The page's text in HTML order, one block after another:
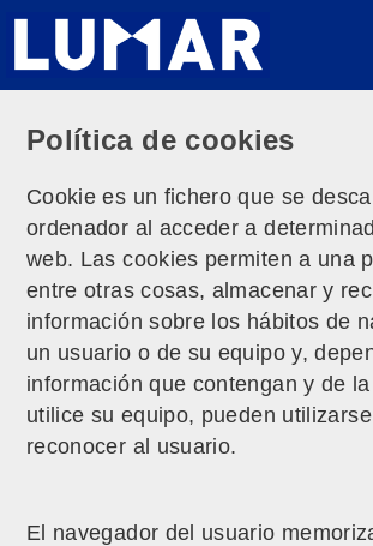
Política de cookies
Cookie es un fichero que se
ordenador al acceder a
web. Las cookies permiten a una
entre otras cosas, almacenar y
información sobre los hábitos de
un usuario o de su equipo y,
información que contengan y de
utilice su equipo, pueden
reconocer al usuario.
El navegador del usuario